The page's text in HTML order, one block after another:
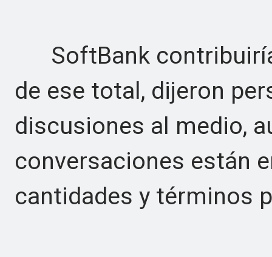
SoftBank
de ese total, dijeron
discusiones al medio,
conversaciones están
cantidades y términos